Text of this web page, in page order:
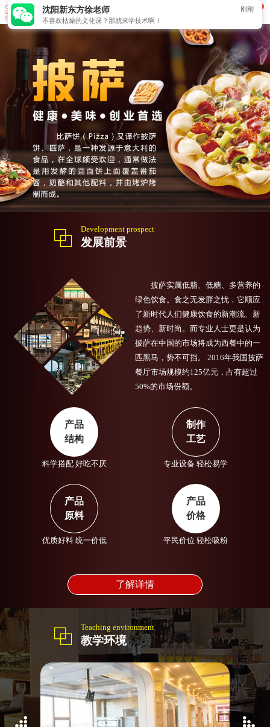
Development prospect
发展前景
披萨实属低脂、低糖、多营养的
绿色饮食。食之无发胖之忧，它顺应
了新时代人们健康饮食的新潮流、新
趋势、新时尚。而专业人士更是认为
披萨在中国的市场将成为西餐中的一
匹黑马，势不可挡。 2016年我国披萨
餐厅市场规模约125亿元，占有超过
50%的市场份额。
产品
结构
科学搭配 好吃不厌
制作
工艺
专业设备 轻松易学
产品
原料
优质好料 统一价低
产品
价格
平民价位 轻松吸粉
了解详情
Teaching environment
教学环境
沈阳新东方徐老师
不喜欢枯燥的文化课？那就来学技术啊！
刚刚